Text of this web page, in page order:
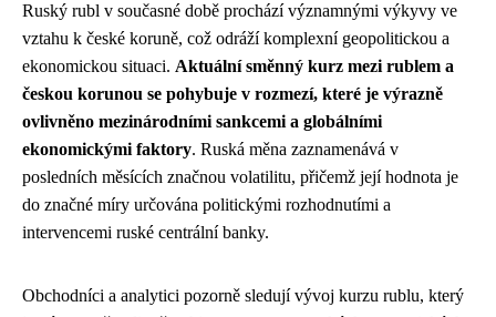
Ruský rubl v současné době prochází významnými výkyvy ve
vztahu k české koruně, což odráží komplexní geopolitickou a
ekonomickou situaci. Aktuální směnný kurz mezi rublem a
českou korunou se pohybuje v rozmezí, které je výrazně
ovlivněno mezinárodními sankcemi a globálními
ekonomickými faktory. Ruská měna zaznamenává v
posledních měsících značnou volatilitu, přičemž její hodnota je
do značné míry určována politickými rozhodnutími a
intervencemi ruské centrální banky.
Obchodníci a analytici pozorně sledují vývoj kurzu rublu, který